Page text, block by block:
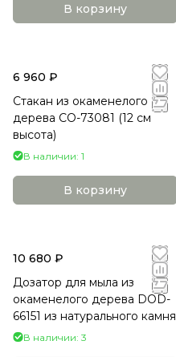
В корзину
6 960 ₽
Стакан из окаменелого
дерева CO-73081 (12 см
высота)
В наличии: 1
В корзину
10 680 ₽
Дозатор для мыла из
окаменелого дерева DOD-
66151 из натурального камня
В наличии: 3